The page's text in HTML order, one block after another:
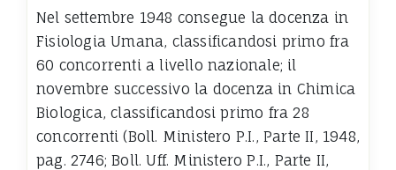
Nel settembre 1948 consegue la docenza in
Fisiologia Umana, classificandosi primo fra
60 concorrenti a livello nazionale; il
novembre successivo la docenza in Chimica
Biologica, classificandosi primo fra 28
concorrenti (Boll. Ministero P.I., Parte II, 1948,
pag. 2746; Boll. Uff. Ministero P.I., Parte II,